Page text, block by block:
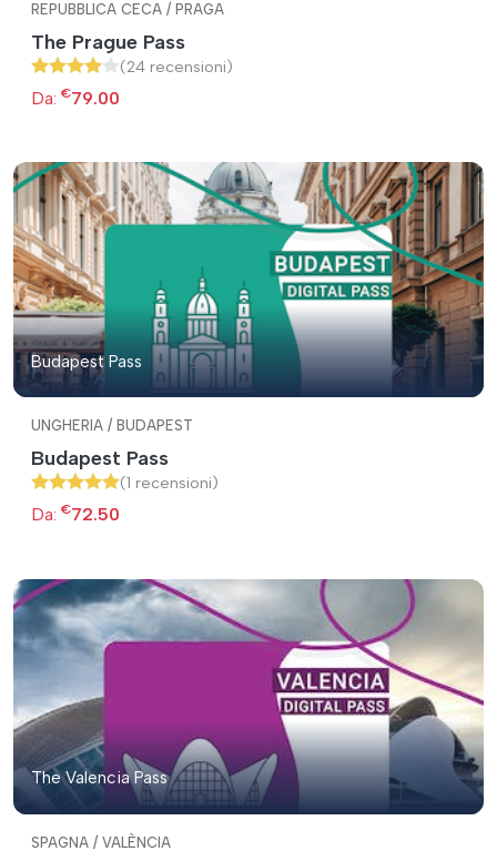
REPUBBLICA CECA / PRAGA
The Prague Pass
(24 recensioni)
Da: €79.00
Budapest Pass
UNGHERIA / BUDAPEST
Budapest Pass
(1 recensioni)
Da: €72.50
The Valencia Pass
SPAGNA / VALÈNCIA